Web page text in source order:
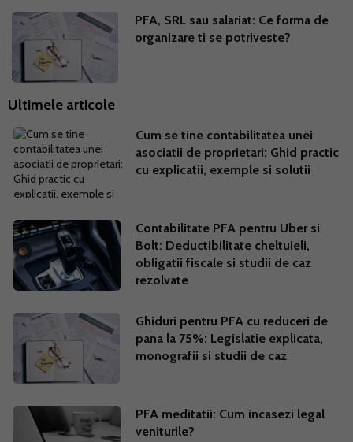
PFA, SRL sau salariat: Ce forma de
organizare ti se potriveste?
Ultimele articole
Cum se tine contabilitatea unei
asociatii de proprietari: Ghid practic
cu explicatii, exemple si solutii
Contabilitate PFA pentru Uber si
Bolt: Deductibilitate cheltuieli,
obligatii fiscale si studii de caz
rezolvate
Ghiduri pentru PFA cu reduceri de
pana la 75%: Legislatie explicata,
monografii si studii de caz
PFA meditatii: Cum incasezi legal
veniturile?